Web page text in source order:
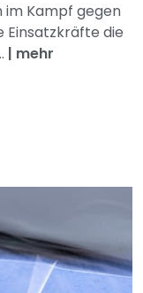
im Kampf gegen
Einsatzkräfte die
| mehr